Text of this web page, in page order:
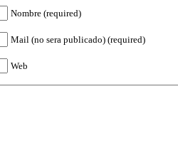
Nombre (required)
Mail (no sera publicado) (required)
Web